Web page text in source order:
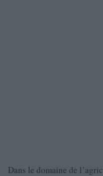
Dans le domaine de